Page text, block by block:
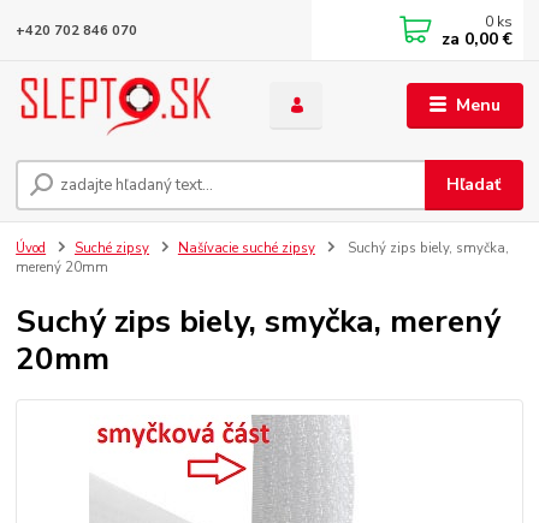
Menu
Hľadať
+420 702 846 070 0 ks
za 0,00 €
Úvod Suché zipsy Našívacie suché zipsy
Suchý zips biely, smyčka,
merený 20mm
Suchý zips biely, smyčka, merený
20mm